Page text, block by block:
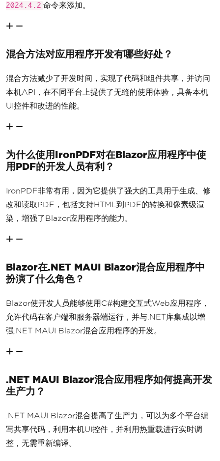
2024.4.2 命令来添加。
混合方法对应用程序开发有哪些好处？
混合方法减少了开发时间，实现了代码和组件共享，并访问
本机API，在不同平台上提供了无缝的使用体验，具备本机
UI控件和改进的性能。
为什么使用IronPDF对在Blazor应用程序中使
用PDF的开发人员有利？
IronPDF非常有用，因为它提供了强大的工具用于生成、修
改和读取PDF，包括支持HTML到PDF的转换和像素级渲
染，增强了Blazor应用程序的能力。
Blazor在.NET MAUI Blazor混合应用程序中
扮演了什么角色？
Blazor使开发人员能够使用C#构建交互式Web应用程序，
允许代码在客户端和服务器端运行，并与.NET库集成以增
强.NET MAUI Blazor混合应用程序的开发。
.NET MAUI Blazor混合应用程序如何提高开发
生产力？
.NET MAUI Blazor混合提高了生产力，可以为多个平台编
写共享代码，利用本机UI控件，并利用热重载进行实时调
整，无需重新编译。